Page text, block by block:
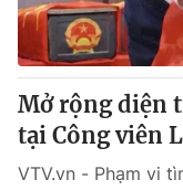
Mở rộng diện
tại Công viên
VTV.vn - Phạm vi